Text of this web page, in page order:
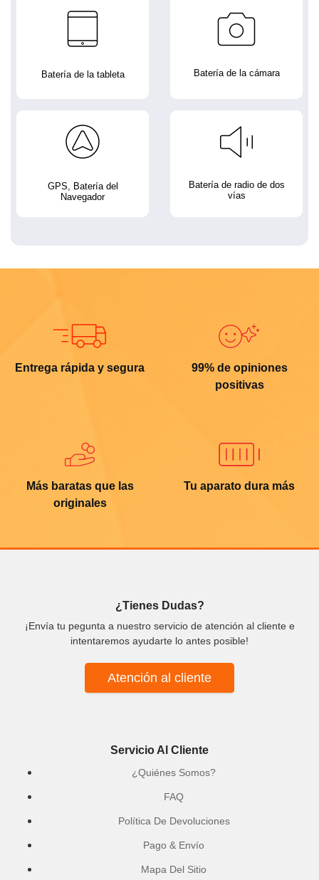
Batería de la tableta Batería de la cámara
GPS, Batería del
Navegador
Batería de radio de dos
vías
Entrega rápida y segura
99% de opiniones
positivas
Más baratas que las
originales
Tu aparato dura más
¿Tienes Dudas?
¡Envía tu pegunta a nuestro servicio de atención al cliente e
intentaremos ayudarte lo antes posible!
Atención al cliente
Servicio Al Cliente
¿Quiénes Somos?
FAQ
Política De Devoluciones
Pago & Envío
Mapa Del Sitio